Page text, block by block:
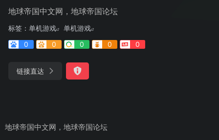
地球帝国中文网，地球帝国论坛
标签： 单机游戏
单机游戏
0
0 0 0 0
链接直达
地球帝国中文网，地球帝国论坛